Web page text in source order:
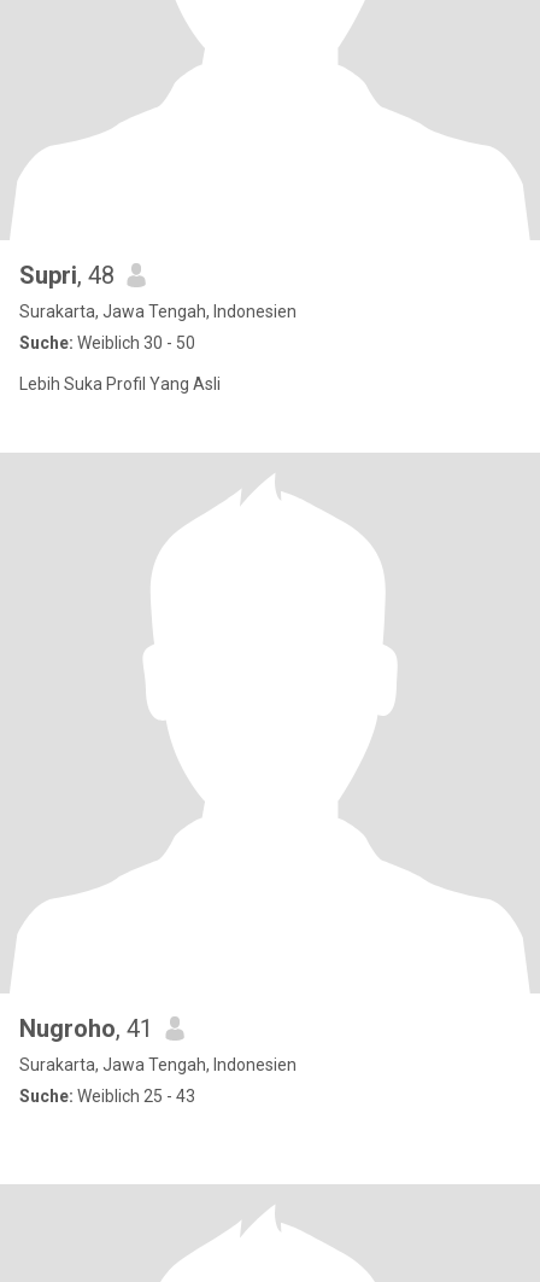
Supri, 48
Surakarta, Jawa Tengah, Indonesien
Suche: Weiblich 30 - 50
Lebih Suka Profil Yang Asli
Nugroho, 41
Surakarta, Jawa Tengah, Indonesien
Suche: Weiblich 25 - 43